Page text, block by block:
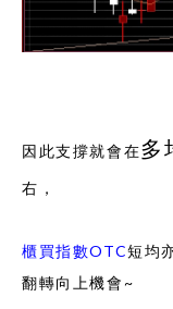
因此支撐就會在多
右，
櫃買指數OTC短均
翻轉向上機會~